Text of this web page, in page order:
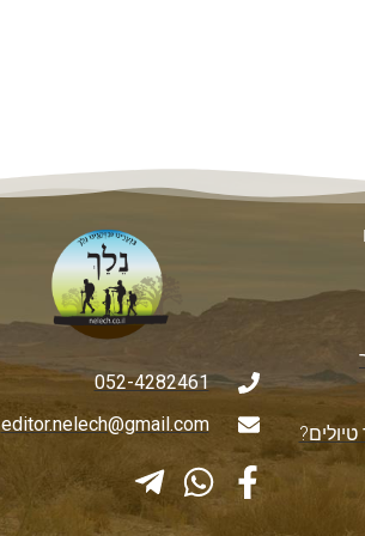
052-4282461
editor.nelech@gmail.com